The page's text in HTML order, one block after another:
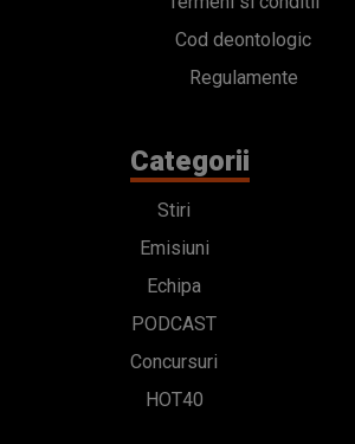
Cod deontologic
Regulamente
Categorii
Stiri
Emisiuni
Echipa
PODCAST
Concursuri
HOT40